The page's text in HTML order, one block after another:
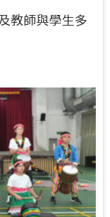
教師與學生多